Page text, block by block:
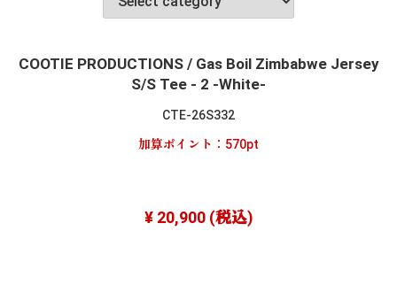
COOTIE PRODUCTIONS / Gas Boil Zimbabwe Jersey
S/S Tee - 2 -White-
CTE-26S332
加算ポイント： 570pt
¥ 20,900(税込)